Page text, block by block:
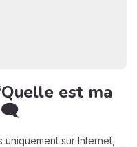
est ma
🗨️
sur Internet,